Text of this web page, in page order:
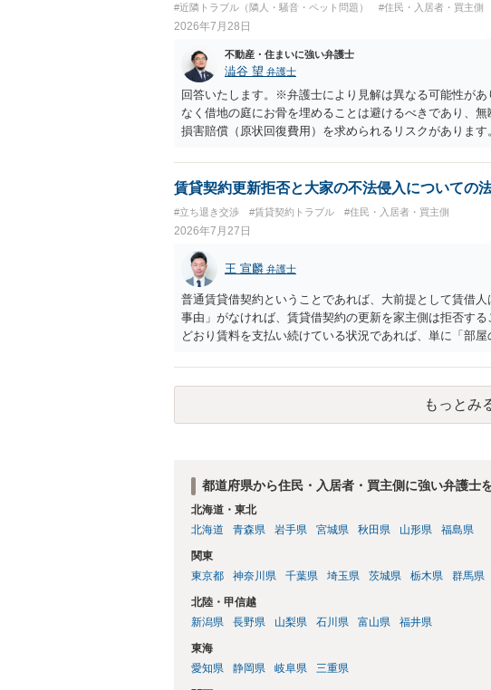
#近隣トラブル（隣人・騒音・ペット問題） #住民・入居者・買主側
2026年7月28日
不動産・住まいに強い弁護士
澁谷 望 弁護士
回答いたします。※弁護士により見解は異なる可能性が
なく借地の庭にお骨を埋めることは避けるべきであり、
損害賠償（原状回復費用）を求められるリスクがありま
有者は質問者様であっても、土地の所有権はあくまで地
める行為は、他人の所有権を侵害する行為や、借地人と
直接埋めずに大きめの鉢植え等で供養する「プランター
確実かと思います。
賃貸契約更新拒否と大家の不法侵入についての
#立ち退き交渉 #賃貸契約トラブル #住民・入居者・買主側
2026年7月27日
王 宣麟 弁護士
普通賃貸借契約ということであれば、大前提として賃借
事由」がなければ、賃貸借契約の更新を家主側は拒否す
どおり賃料を支払い続けている状況であれば、単に「部
渉の中で、一定の金銭をもらえれば退去には応じる旨交
人の許可なく無断で賃貸人が入室する行為自体は不法行
可能性がありますので、これを理由に一定の金銭賠償を求
もっとみ
都道府県から住民・入居者・買主側に強い弁護士
北海道・東北
北海道
青森県 岩手県 宮城県 秋田県 山形県 福島県
関東
東京都
神奈川県 千葉県 埼玉県 茨城県 栃木県 群馬県
北陸・甲信越
新潟県
長野県 山梨県 石川県 富山県 福井県
東海
愛知県
静岡県 岐阜県 三重県